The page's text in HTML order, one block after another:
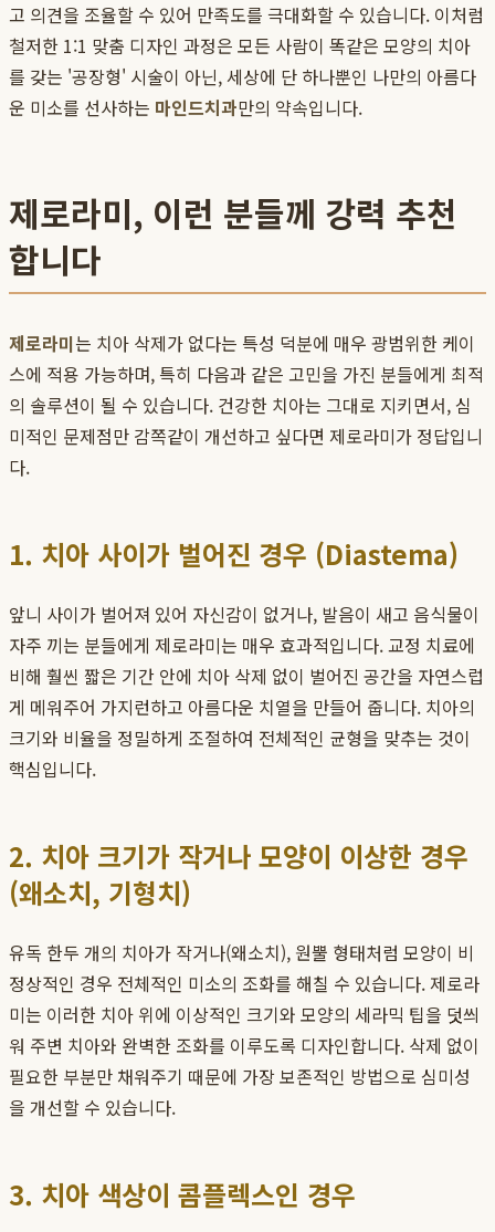
고 의견을 조율할 수 있어 만족도를 극대화할 수 있습니다. 이처럼
철저한 1:1 맞춤 디자인 과정은 모든 사람이 똑같은 모양의 치아
를 갖는 '공장형' 시술이 아닌, 세상에 단 하나뿐인 나만의 아름다
운 미소를 선사하는 마인드치과만의 약속입니다.
제로라미, 이런 분들께 강력 추천
합니다
제로라미는 치아 삭제가 없다는 특성 덕분에 매우 광범위한 케이
스에 적용 가능하며, 특히 다음과 같은 고민을 가진 분들에게 최적
의 솔루션이 될 수 있습니다. 건강한 치아는 그대로 지키면서, 심
미적인 문제점만 감쪽같이 개선하고 싶다면 제로라미가 정답입니
다.
1. 치아 사이가 벌어진 경우 (Diastema)
앞니 사이가 벌어져 있어 자신감이 없거나, 발음이 새고 음식물이
자주 끼는 분들에게 제로라미는 매우 효과적입니다. 교정 치료에
비해 훨씬 짧은 기간 안에 치아 삭제 없이 벌어진 공간을 자연스럽
게 메워주어 가지런하고 아름다운 치열을 만들어 줍니다. 치아의
크기와 비율을 정밀하게 조절하여 전체적인 균형을 맞추는 것이
핵심입니다.
2. 치아 크기가 작거나 모양이 이상한 경우
(왜소치, 기형치)
유독 한두 개의 치아가 작거나(왜소치), 원뿔 형태처럼 모양이 비
정상적인 경우 전체적인 미소의 조화를 해칠 수 있습니다. 제로라
미는 이러한 치아 위에 이상적인 크기와 모양의 세라믹 팁을 덧씌
워 주변 치아와 완벽한 조화를 이루도록 디자인합니다. 삭제 없이
필요한 부분만 채워주기 때문에 가장 보존적인 방법으로 심미성
을 개선할 수 있습니다.
3. 치아 색상이 콤플렉스인 경우